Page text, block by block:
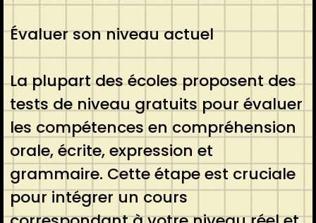
Évaluer son niveau actuel
La plupart des écoles proposent des
tests de niveau gratuits pour évaluer
les compétences en compréhension
orale, écrite, expression et
grammaire. Cette étape est cruciale
pour intégrer un cours